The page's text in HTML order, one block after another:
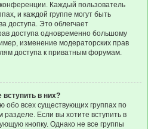
Каждый пользователь
и каждой группе могут быть
доступа. Это облегчает
доступа одновременно большому
изменение модераторских прав
доступа к приватным форумам.
вступить в них?
всех существующих группах по
Если вы хотите вступить в
кнопку. Однако не все группы